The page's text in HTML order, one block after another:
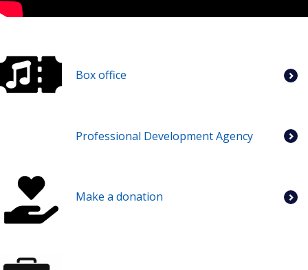
Box office
Professional Development Agency
Make a donation